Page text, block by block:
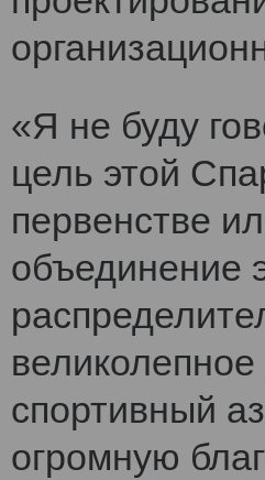
«Я не буду
цель этой
первенстве
объединение
спортивный
огромную